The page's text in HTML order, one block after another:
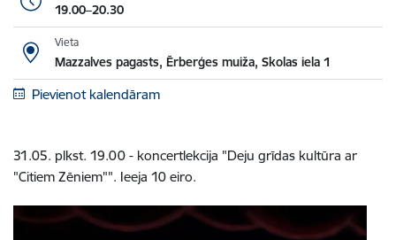
19.00–20.30
Vieta
Mazzalves pagasts, Ērberģes muiža, Skolas iela 1
Pievienot kalendāram
31.05. plkst. 19.00 - koncertlekcija "Deju grīdas kultūra ar
"Citiem Zēniem"". Ieeja 10 eiro.